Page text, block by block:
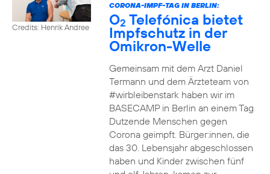
Credits: Henrik Andree
CORONA-IMPF-TAG IN BERLIN:
O2 Telefónica bietet
Impfschutz in der
Omikron-Welle
Gemeinsam mit dem Arzt Daniel
Termann und dem Ärzteteam von
#wirbleibenstark haben wir im
BASECAMP in Berlin an einem Tag
Dutzende Menschen gegen
Corona geimpft. Bürger:innen, die
das 30. Lebensjahr abgeschlossen
haben und Kinder zwischen fünf